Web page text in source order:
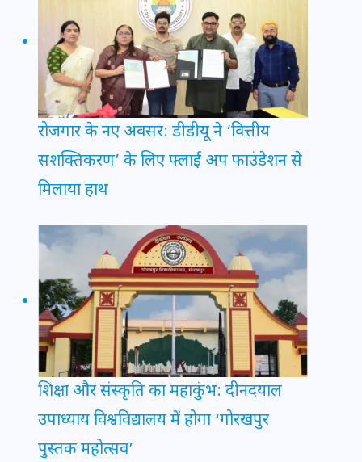
रोजगार के नए अवसर: डीडीयू ने ‘वित्तीय
सशक्तिकरण’ के लिए फ्लाई अप फाउंडेशन से
मिलाया हाथ
शिक्षा और संस्कृति का महाकुंभ: दीनदयाल
उपाध्याय विश्वविद्यालय में होगा ‘गोरखपुर
पुस्तक महोत्सव’